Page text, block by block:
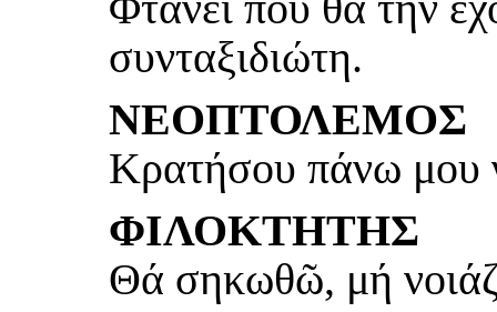
συνταξιδιώτη.
ΝΕΟΠΤΟΛΕΜΟΣ
Κρατήσου πάνω μου
ΦΙΛΟΚΤΗΤΗΣ
Θά σηκωθῶ, μή